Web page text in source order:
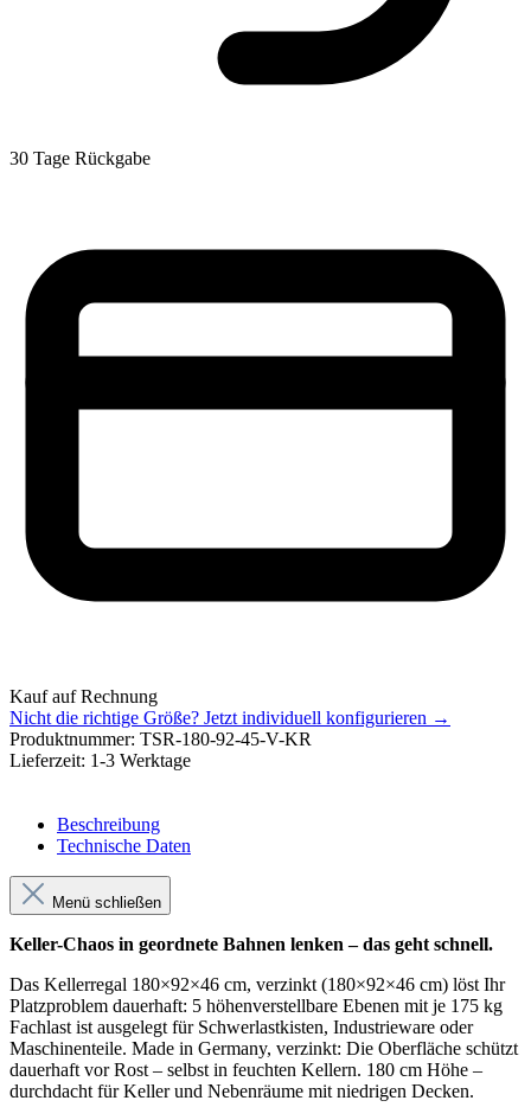
30 Tage Rückgabe
Kauf auf Rechnung
Nicht die richtige Größe? Jetzt individuell konfigurieren →
Produktnummer: TSR-180-92-45-V-KR
Lieferzeit: 1-3 Werktage
Beschreibung
Technische Daten
Menü schließen
Keller-Chaos in geordnete Bahnen lenken – das geht schnell.
Das Kellerregal 180×92×46 cm, verzinkt (180×92×46 cm) löst Ihr
Platzproblem dauerhaft: 5 höhenverstellbare Ebenen mit je 175 kg
Fachlast ist ausgelegt für Schwerlastkisten, Industrieware oder
Maschinenteile. Made in Germany, verzinkt: Die Oberfläche schützt
dauerhaft vor Rost – selbst in feuchten Kellern. 180 cm Höhe –
durchdacht für Keller und Nebenräume mit niedrigen Decken.